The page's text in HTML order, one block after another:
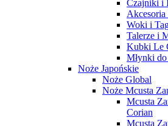
Czajniki i
Akcesoria
Woki i
Talerze i
Kubki Le
Młynki
Noże Japońskie
Noże Global
Noże Mcusta
Mcusta
Corian
Mcusta